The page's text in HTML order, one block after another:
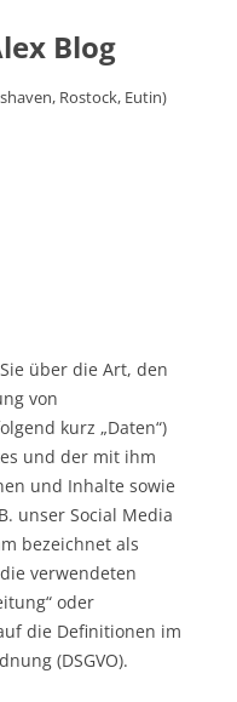
Blog
Rostock, Eutin)
über die Art, den
von
kurz „Daten“)
und der mit ihm
und Inhalte sowie
unser Social Media
bezeichnet als
verwendeten
oder
die Definitionen im
(DSGVO).